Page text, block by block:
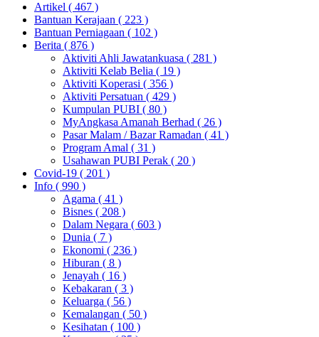
Artikel ( 467 )
Bantuan Kerajaan ( 223 )
Bantuan Perniagaan ( 102 )
Berita ( 876 )
Aktiviti Ahli Jawatankuasa ( 281 )
Aktiviti Kelab Belia ( 19 )
Aktiviti Koperasi ( 356 )
Aktiviti Persatuan ( 429 )
Kumpulan PUBI ( 80 )
MyAngkasa Amanah Berhad ( 26 )
Pasar Malam / Bazar Ramadan ( 41 )
Program Amal ( 31 )
Usahawan PUBI Perak ( 20 )
Covid-19 ( 201 )
Info ( 990 )
Agama ( 41 )
Bisnes ( 208 )
Dalam Negara ( 603 )
Dunia ( 7 )
Ekonomi ( 236 )
Hiburan ( 8 )
Jenayah ( 16 )
Kebakaran ( 3 )
Keluarga ( 56 )
Kemalangan ( 50 )
Kesihatan ( 100 )